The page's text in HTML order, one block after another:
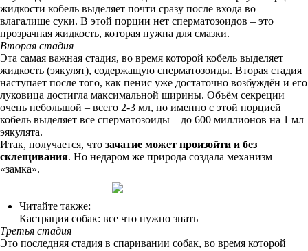
жидкости кобель выделяет почти сразу после входа во
влагалище суки. В этой порции нет сперматозоидов – это
прозрачная жидкость, которая нужна для смазки.
Вторая стадия
Эта самая важная стадия, во время которой кобель выделяет
жидкость (эякулят), содержащую сперматозоиды. Вторая стадия
наступает после того, как пенис уже достаточно возбуждён и его
луковица достигла максимальной ширины. Объём секреции
очень небольшой – всего 2-3 мл, но именно с этой порцией
кобель выделяет все сперматозоиды – до 600 миллионов на 1 мл
эякулята.
Итак, получается, что зачатие может произойти и без
склещивания. Но недаром же природа создала механизм
«замка».
Читайте также:
Кастрация собак: все что нужно знать
Третья стадия
Это последняя стадия в спаривании собак, во время которой